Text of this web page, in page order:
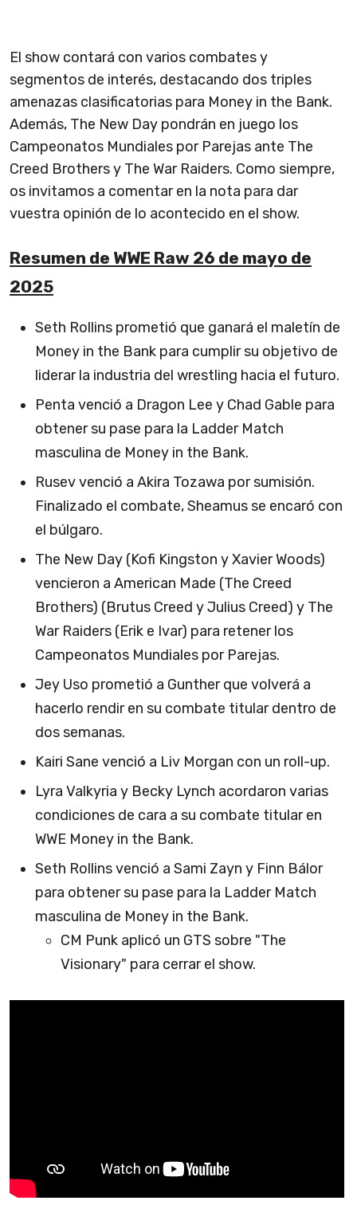
El show contará con varios combates y
segmentos de interés, destacando dos triples
amenazas clasificatorias para Money in the Bank.
Además, The New Day pondrán en juego los
Campeonatos Mundiales por Parejas ante The
Creed Brothers y The War Raiders. Como siempre,
os invitamos a comentar en la nota para dar
vuestra opinión de lo acontecido en el show.
Resumen de WWE Raw 26 de mayo de
2025
Seth Rollins prometió que ganará el maletín de
Money in the Bank para cumplir su objetivo de
liderar la industria del wrestling hacia el futuro.
Penta venció a Dragon Lee y Chad Gable para
obtener su pase para la Ladder Match
masculina de Money in the Bank.
Rusev venció a Akira Tozawa por sumisión.
Finalizado el combate, Sheamus se encaró con
el búlgaro.
The New Day (Kofi Kingston y Xavier Woods)
vencieron a American Made (The Creed
Brothers) (Brutus Creed y Julius Creed) y The
War Raiders (Erik e Ivar) para retener los
Campeonatos Mundiales por Parejas.
Jey Uso prometió a Gunther que volverá a
hacerlo rendir en su combate titular dentro de
dos semanas.
Kairi Sane venció a Liv Morgan con un roll-up.
Lyra Valkyria y Becky Lynch acordaron varias
condiciones de cara a su combate titular en
WWE Money in the Bank.
Seth Rollins venció a Sami Zayn y Finn Bálor
para obtener su pase para la Ladder Match
masculina de Money in the Bank.
CM Punk aplicó un GTS sobre "The
Visionary" para cerrar el show.